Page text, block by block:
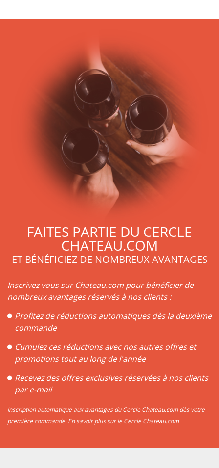
FAITES PARTIE DU CERCLE
CHATEAU.COM
ET BÉNÉFICIEZ DE NOMBREUX AVANTAGES
Inscrivez vous sur Chateau.com pour bénéficier de
nombreux avantages réservés à nos clients :
Profitez de réductions automatiques dès la deuxième
commande
Cumulez ces réductions avec nos autres offres et
promotions tout au long de l'année
Recevez des offres exclusives réservées à nos clients
par e-mail
Inscription automatique aux avantages du Cercle Chateau.com dès votre
première commande. En savoir plus sur le Cercle Chateau.com